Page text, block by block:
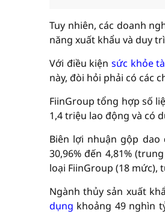
Tuy nhiên, các doanh
năng xuất khẩu và duy
Với điều kiện sức khỏe
này, đòi hỏi phải có các
FiinGroup tổng hợp số
1,4 triệu lao động và có
Biên lợi nhuận gộp dao
30,96% đến 4,81%
loại FiinGroup (18 mức),
Ngành thủy sản xuất
dụng khoảng 49 nghìn